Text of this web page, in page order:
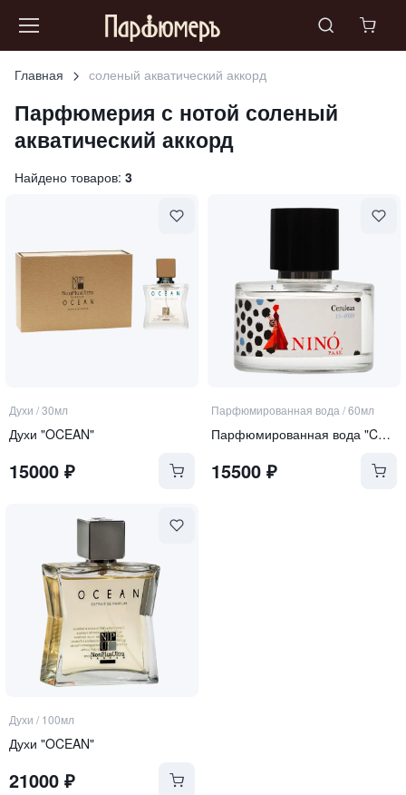
Главная соленый акватический аккорд
Парфюмерия с нотой соленый
акватический аккорд
Найдено товаров: 3
Духи /30мл
Духи "OCEAN"
15000 ₽
Парфюмированная вода /60мл
Парфюмированная вода "CERULEAN"
15500₽
Духи / 100мл
Духи "OCEAN"
21000 ₽